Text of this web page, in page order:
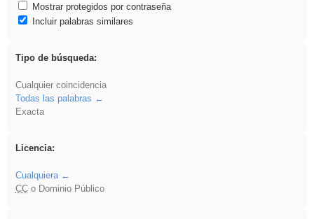
Mostrar protegidos por contraseña
Incluir palabras similares
Tipo de búsqueda:
Cualquier coincidencia
Todas las palabras
Exacta
Licencia:
Cualquiera
CCo Dominio Público